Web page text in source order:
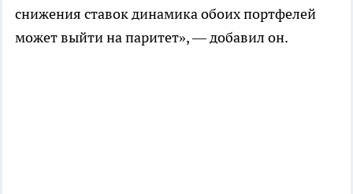
снижения ставок динамика обоих портфелей
может выйти на паритет», — добавил он.